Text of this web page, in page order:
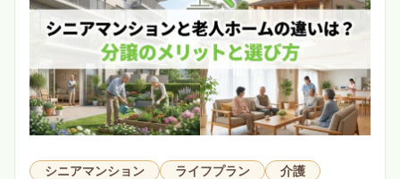
シニアマンション ライフプラン
介護